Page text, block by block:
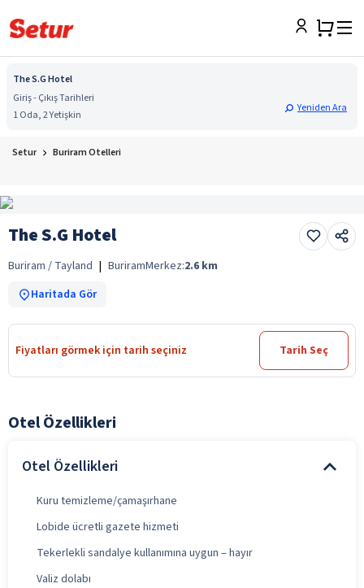
The S.G Hotel
Giriş - Çıkış Tarihleri
1 Oda, 2 Yetişkin
Yeniden Ara
Setur Buriram Otelleri
The S.G Hotel
Buriram / Tayland | BuriramMerkez:2.6 km
Haritada Gör
Fiyatları görmek için tarih seçiniz Tarih Seç
Otel Özellikleri
Otel Özellikleri
Kuru temizleme/çamaşırhane
Lobide ücretli gazete hizmeti
Tekerlekli sandalye kullanımına uygun – hayır
Valiz dolabı